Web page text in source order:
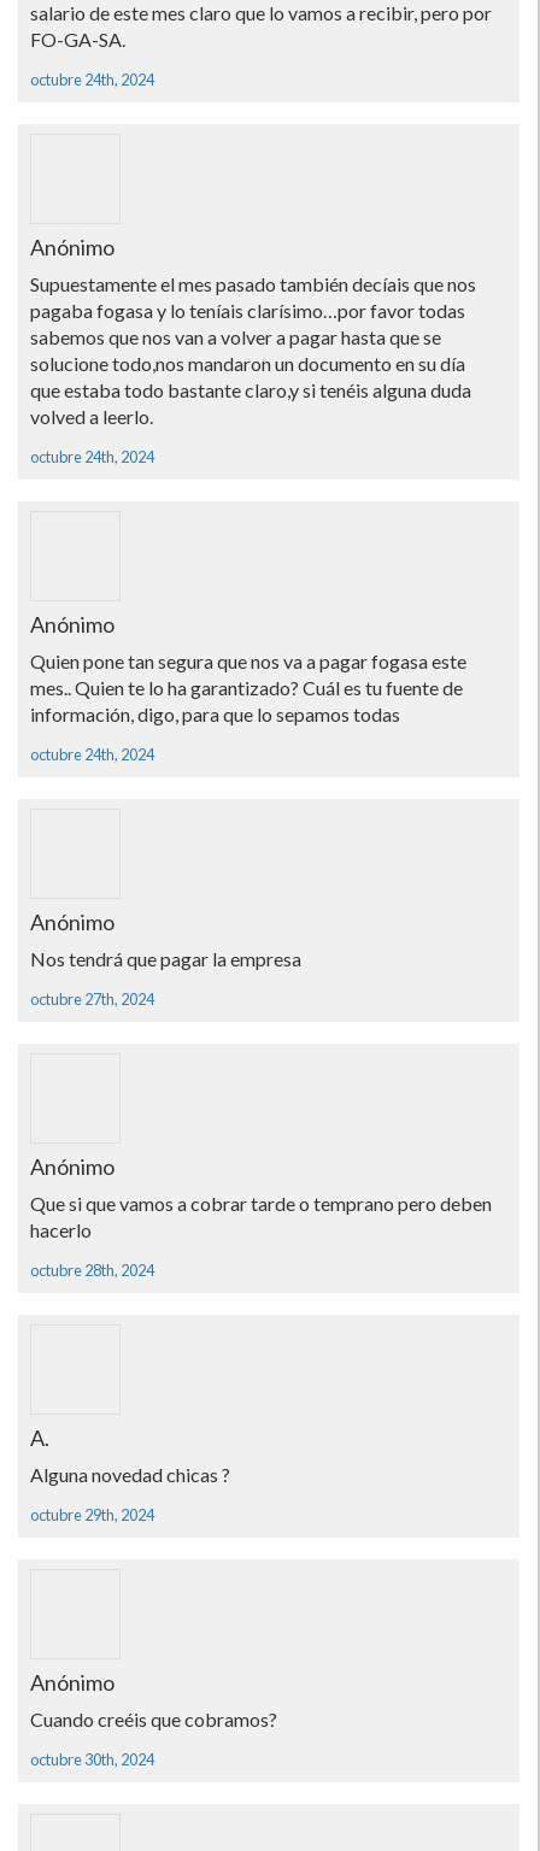
salario de este mes claro que lo vamos a recibir, pero por
FO-GA-SA.
octubre 24th, 2024
Anónimo
Supuestamente el mes pasado también decíais que nos
pagaba fogasa y lo teníais clarísimo…por favor todas
sabemos que nos van a volver a pagar hasta que se
solucione todo,nos mandaron un documento en su día
que estaba todo bastante claro,y si tenéis alguna duda
volved a leerlo.
octubre 24th, 2024
Anónimo
Quien pone tan segura que nos va a pagar fogasa este
mes.. Quien te lo ha garantizado? Cuál es tu fuente de
información, digo, para que lo sepamos todas
octubre 24th, 2024
Anónimo
Nos tendrá que pagar la empresa
octubre 27th, 2024
Anónimo
Que si que vamos a cobrar tarde o temprano pero deben
hacerlo
octubre 28th, 2024
A.
Alguna novedad chicas ?
octubre 29th, 2024
Anónimo
Cuando creéis que cobramos?
octubre 30th, 2024